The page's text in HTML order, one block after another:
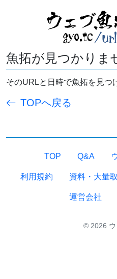
魚拓が見つかりま
そのURLと日時で魚拓を見つ
TOPへ戻る
TOP Q&A
利用規約 資料・大量
運営会社
© 2026 ウ